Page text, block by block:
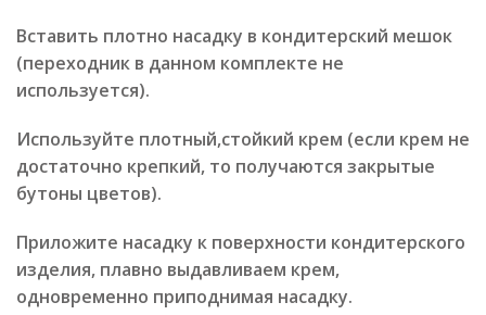
Вставить плотно насадку в кондитерский мешок
(переходник в данном комплекте не
используется).
Используйте плотный,стойкий крем (если крем не
достаточно крепкий, то получаются закрытые
бутоны цветов).
Приложите насадку к поверхности кондитерского
изделия, плавно выдавливаем крем,
одновременно приподнимая насадку.